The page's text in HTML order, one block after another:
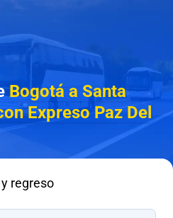
Bogotá a Santa
Expreso Paz Del
regreso